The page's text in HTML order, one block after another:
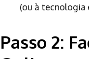
(ou à tecnologia
Passo 2: